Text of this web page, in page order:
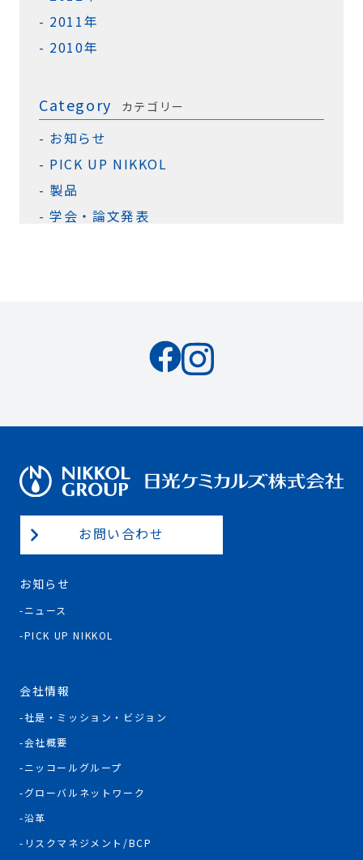
2011年
2010年
Category カテゴリー
お知らせ
PICK UP NIKKOL
製品
学会・論文発表
お問い合わせ
お知らせ
ニュース
PICK UP NIKKOL
会社情報
社是・ミッション・ビジョン
会社概要
ニッコールグループ
グローバルネットワーク
沿革
リスクマネジメント/BCP